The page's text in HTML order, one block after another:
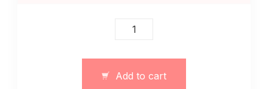
Damski
topem
Add to cart